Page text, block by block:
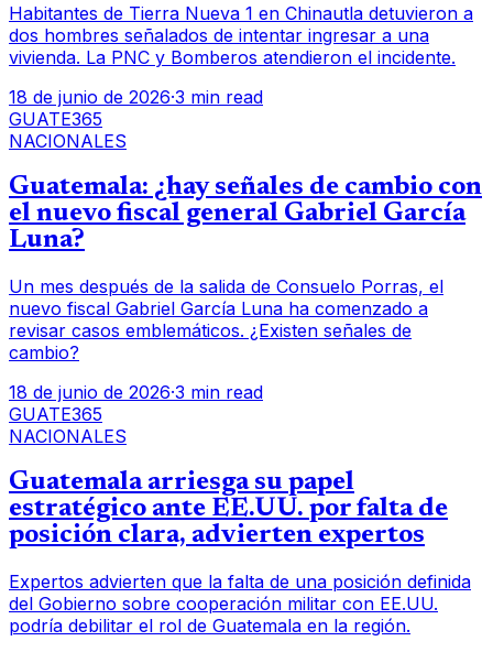
Habitantes de Tierra Nueva 1 en Chinautla detuvieron a
dos hombres señalados de intentar ingresar a una
vivienda. La PNC y Bomberos atendieron el incidente.
18 de junio de 2026·3 min read
GUATE365
NACIONALES
Guatemala: ¿hay señales de cambio con
el nuevo fiscal general Gabriel García
Luna?
Un mes después de la salida de Consuelo Porras, el
nuevo fiscal Gabriel García Luna ha comenzado a
revisar casos emblemáticos. ¿Existen señales de
cambio?
18 de junio de 2026·3 min read
GUATE365
NACIONALES
Guatemala arriesga su papel
estratégico ante EE.UU. por falta de
posición clara, advierten expertos
Expertos advierten que la falta de una posición definida
del Gobierno sobre cooperación militar con EE.UU.
podría debilitar el rol de Guatemala en la región.